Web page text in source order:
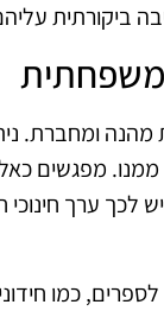
ביקורתית
משפחתית
מהנה ומחברת.
מפגשים
לכך ערך
כמו